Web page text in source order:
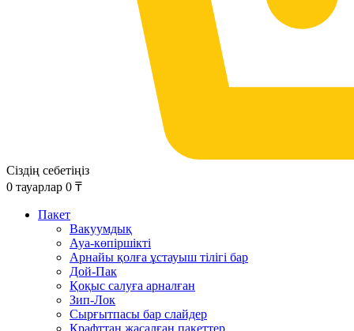
Сіздің себетіңіз
0 тауарлар 0 ₸
Пакет
Вакуумдық
Ауа-көпіршікті
Арнайы қолға ұстауыш тілігі бар
Дой-Пак
Қоқыс салуға арналған
Зип-Лок
Сырғытпасы бар слайдер